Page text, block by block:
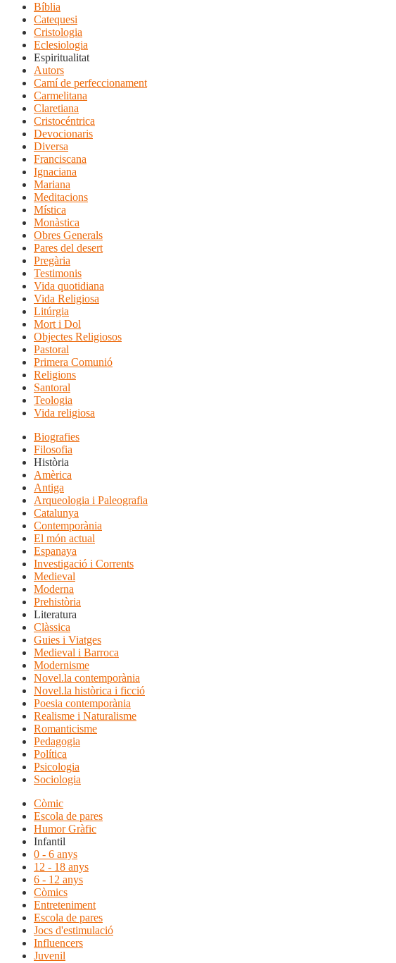
Bíblia
Catequesi
Cristologia
Eclesiologia
Espiritualitat
Autors
Camí de perfeccionament
Carmelitana
Claretiana
Cristocéntrica
Devocionaris
Diversa
Franciscana
Ignaciana
Mariana
Meditacions
Mística
Monàstica
Obres Generals
Pares del desert
Pregària
Testimonis
Vida quotidiana
Vida Religiosa
Litúrgia
Mort i Dol
Objectes Religiosos
Pastoral
Primera Comunió
Religions
Santoral
Teologia
Vida religiosa
Biografies
Filosofia
Història
Amèrica
Antiga
Arqueologia i Paleografia
Catalunya
Contemporània
El món actual
Espanaya
Investigació i Corrents
Medieval
Moderna
Prehistòria
Literatura
Clàssica
Guies i Viatges
Medieval i Barroca
Modernisme
Novel.la contemporània
Novel.la històrica i ficció
Poesia contemporània
Realisme i Naturalisme
Romanticisme
Pedagogia
Política
Psicologia
Sociologia
Còmic
Escola de pares
Humor Gràfic
Infantil
0 - 6 anys
12 - 18 anys
6 - 12 anys
Còmics
Entreteniment
Escola de pares
Jocs d'estimulació
Influencers
Juvenil